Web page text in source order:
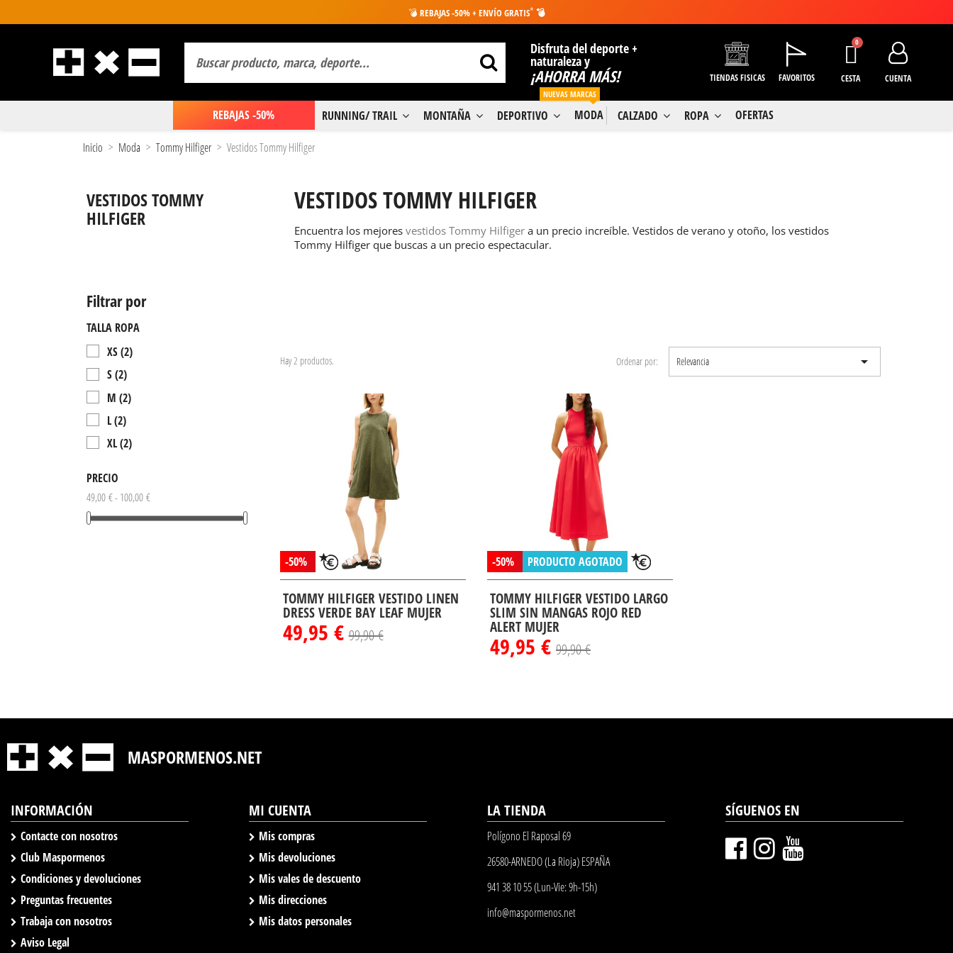
💣 REBAJAS -50% + ENVÍO GRATIS* 💣
Disfruta del deporte +
naturaleza y
¡AHORRA MÁS! TIENDAS FISICAS FAVORITOS CESTA CUENTA
REBAJAS -50% RUNNING/ TRAIL MONTAÑA DEPORTIVO MODA
NUEVAS MARCAS
CALZADO ROPA OFERTAS
Inicio Moda Tommy Hilfiger Vestidos Tommy Hilfiger
VESTIDOS TOMMY
HILFIGER
Filtrar por
TALLA ROPA
XS(2)
S(2)
M (2)
L(2)
XL(2)
PRECIO
49,00 € - 100,00 €
VESTIDOS TOMMY HILFIGER
Encuentra los mejoresvestidos Tommy Hilfigera un precio increíble. Vestidos de verano y otoño, los vestidos
Tommy Hilfiger que buscas a un precio espectacular.
Hay 2 productos. Ordenar por: Relevancia 
-50%
TOMMY HILFIGER VESTIDO LINEN
DRESS VERDE BAY LEAF MUJER
49,95 €99,90 €
-50% PRODUCTO AGOTADO
TOMMY HILFIGER VESTIDO LARGO
SLIM SIN MANGAS ROJO RED
ALERT MUJER
49,95 € 99,90 €
MASPORMENOS.NET
INFORMACIÓN
Contacte con nosotros
Club Maspormenos
Condiciones y devoluciones
Preguntas frecuentes
Trabaja con nosotros
Aviso Legal
MI CUENTA
Mis compras
Mis devoluciones
Mis vales de descuento
Mis direcciones
Mis datos personales
LA TIENDA
Polígono El Raposal 69
26580-ARNEDO (La Rioja) ESPAÑA
941 38 10 55 (Lun-Vie: 9h-15h)
info@maspormenos.net
SÍGUENOS EN